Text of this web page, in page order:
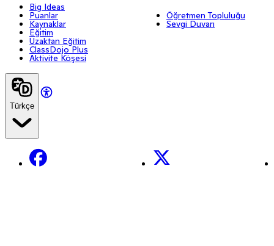
Big Ideas
Puanlar
Kaynaklar
Eğitim
Uzaktan Eğitim
ClassDojo Plus
Aktivite Köşesi
Öğretmen Topluluğu
Sevgi Duvarı
Türkçe
Facebook X